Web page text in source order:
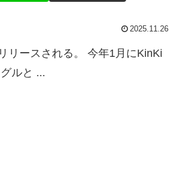
2025.11.26
リースされる。 今年1月にKinKi
ルと ...